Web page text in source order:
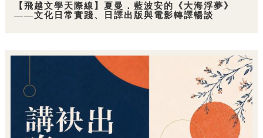
【飛越文學天際線】夏曼．藍波安的《大海浮夢》
——文化日常實踐、日譯出版與電影轉譯暢談